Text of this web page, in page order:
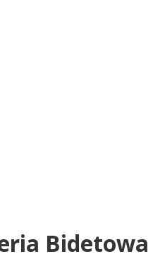
Bidetowa